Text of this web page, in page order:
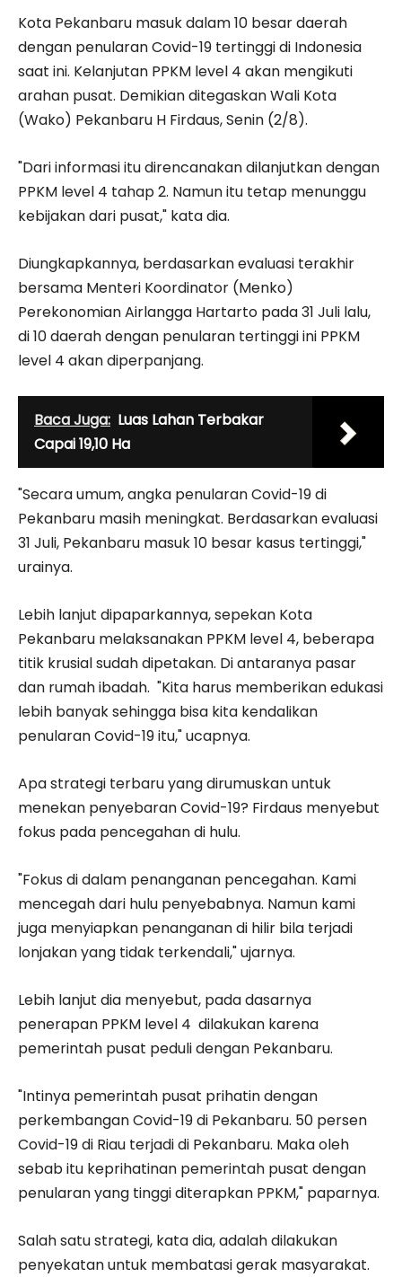
Kota Pekanbaru masuk dalam 10 besar daerah
dengan penularan Covid-19 tertinggi di Indonesia
saat ini. Kelanjutan PPKM level 4 akan mengikuti
arahan pusat. Demikian ditegaskan Wali Kota
(Wako) Pekanbaru H Firdaus, Senin (2/8).
"Dari informasi itu direncanakan dilanjutkan dengan
PPKM level 4 tahap 2. Namun itu tetap menunggu
kebijakan dari pusat," kata dia.
Diungkapkannya, berdasarkan evaluasi terakhir
bersama Menteri Koordinator (Menko)
Perekonomian Airlangga Hartarto pada 31 Juli lalu,
di 10 daerah dengan penularan tertinggi ini PPKM
level 4 akan diperpanjang.
Baca Juga: Luas Lahan Terbakar
Capai 19,10 Ha
"Secara umum, angka penularan Covid-19 di
Pekanbaru masih meningkat. Berdasarkan evaluasi
31 Juli, Pekanbaru masuk 10 besar kasus tertinggi,"
urainya.
Lebih lanjut dipaparkannya, sepekan Kota
Pekanbaru melaksanakan PPKM level 4, beberapa
titik krusial sudah dipetakan. Di antaranya pasar
dan rumah ibadah. "Kita harus memberikan edukasi
lebih banyak sehingga bisa kita kendalikan
penularan Covid-19 itu," ucapnya.
Apa strategi terbaru yang dirumuskan untuk
menekan penyebaran Covid-19? Firdaus menyebut
fokus pada pencegahan di hulu.
"Fokus di dalam penanganan pencegahan. Kami
mencegah dari hulu penyebabnya. Namun kami
juga menyiapkan penanganan di hilir bila terjadi
lonjakan yang tidak terkendali," ujarnya.
Lebih lanjut dia menyebut, pada dasarnya
penerapan PPKM level 4 dilakukan karena
pemerintah pusat peduli dengan Pekanbaru.
"Intinya pemerintah pusat prihatin dengan
perkembangan Covid-19 di Pekanbaru. 50 persen
Covid-19 di Riau terjadi di Pekanbaru. Maka oleh
sebab itu keprihatinan pemerintah pusat dengan
penularan yang tinggi diterapkan PPKM," paparnya.
Salah satu strategi, kata dia, adalah dilakukan
penyekatan untuk membatasi gerak masyarakat.